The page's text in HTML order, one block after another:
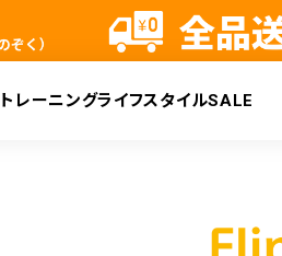
トレーニングライフスタイルSALE
検索